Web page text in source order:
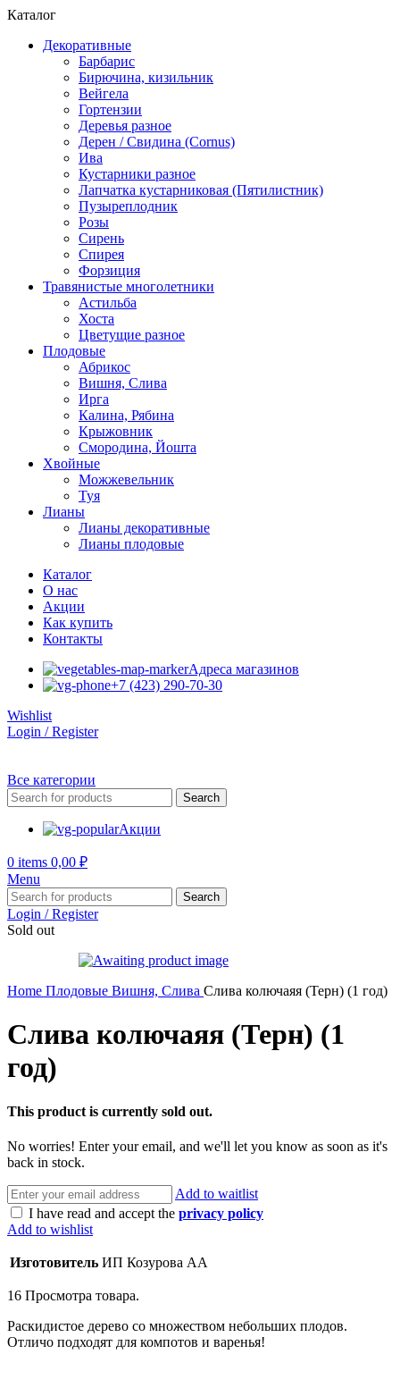
Каталог
Декоративные
Барбарис
Бирючина, кизильник
Вейгела
Гортензии
Деревья разное
Дерен / Свидина (Cornus)
Ива
Кустарники разное
Лапчатка кустарниковая (Пятилистник)
Пузыреплодник
Розы
Сирень
Спирея
Форзиция
Травянистые многолетники
Астильба
Хоста
Цветущие разное
Плодовые
Абрикос
Вишня, Слива
Ирга
Калина, Рябина
Крыжовник
Смородина, Йошта
Хвойные
Можжевельник
Туя
Лианы
Лианы декоративные
Лианы плодовые
Каталог
О нас
Акции
Как купить
Контакты
Адреса магазинов
+7 (423) 290-70-30
Wishlist
Login / Register
Все категории
Search
Акции
0 items 0,00 ₽
Menu
Search
Login / Register
Sold out
Home Плодовые Вишня, Слива Слива колючаяя (Терн) (1 год)
Слива колючаяя (Терн) (1
год)
This product is currently sold out.
No worries! Enter your email, and we'll let you know as soon as it's
back in stock.
Add to waitlist
I have read and accept the privacy policy
Add to wishlist
Изготовитель ИП Козурова АА
16 Просмотра товара.
Раскидистое дерево со множеством небольших плодов.
Отличо подходят для компотов и варенья!